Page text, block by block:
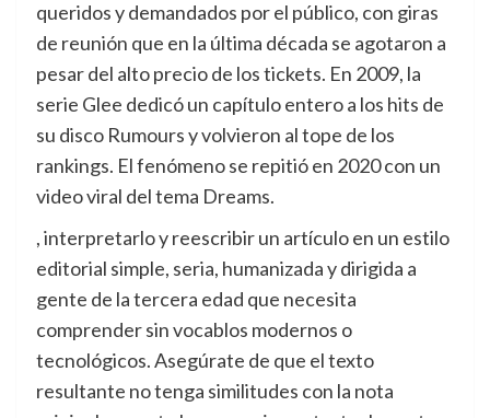
queridos y demandados por el público, con giras
de reunión que en la última década se agotaron a
pesar del alto precio de los tickets. En 2009, la
serie Glee dedicó un capítulo entero a los hits de
su disco Rumours y volvieron al tope de los
rankings. El fenómeno se repitió en 2020 con un
video viral del tema Dreams.
, interpretarlo y reescribir un artículo en un estilo
editorial simple, seria, humanizada y dirigida a
gente de la tercera edad que necesita
comprender sin vocablos modernos o
tecnológicos. Asegúrate de que el texto
resultante no tenga similitudes con la nota